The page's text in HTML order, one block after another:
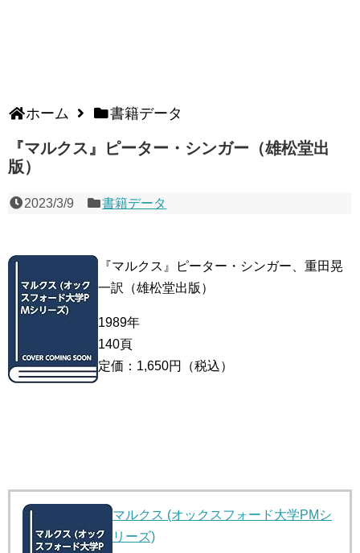
ホーム 書籍データ
『マルクス』ピーター・シンガー（雄松堂出
版）
2023/3/9 書籍データ
『マルクス』ピーター・シンガー、重田晃
一訳（雄松堂出版）
1989年
140頁
定価：1,650円（税込）
マルクス (オックスフォード大学PMシ
リーズ)